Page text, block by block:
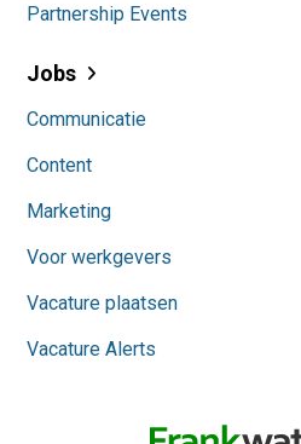
Partnership Events
Jobs
Communicatie
Content
Marketing
Voor werkgevers
Vacature plaatsen
Vacature Alerts